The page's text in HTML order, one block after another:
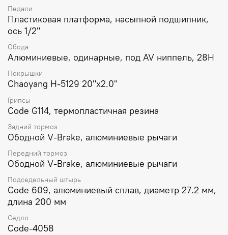
Педали
Пластиковая платформа, насыпной подшипник,
ось 1/2"
Обода
Алюминиевые, одинарные, под AV ниппель, 28Н
Покрышки
Chaoyang H-5129 20"x2.0"
Грипсы
Code G114, термопластичная резина
Задний тормоз
Ободной V-Brake, алюминиевые рычаги
Передний тормоз
Ободной V-Brake, алюминиевые рычаги
Подседельный штырь
Code 609, алюминиевый сплав, диаметр 27.2 мм,
длина 200 мм
Седло
Code-4058